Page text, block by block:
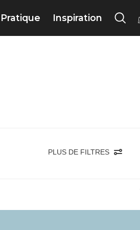
Pratique Inspiration
PLUS DE FILTRES